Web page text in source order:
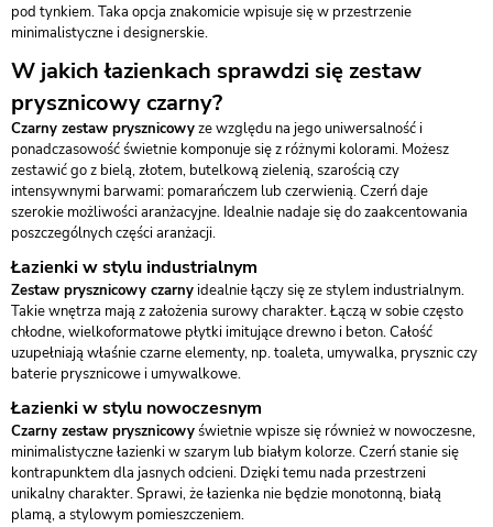
pod tynkiem. Taka opcja znakomicie wpisuje się w przestrzenie
minimalistyczne i designerskie.
W jakich łazienkach sprawdzi się zestaw
prysznicowy czarny?
Czarny zestaw prysznicowyze względu na jego uniwersalność i
ponadczasowość świetnie komponuje się z różnymi kolorami. Możesz
zestawić go z bielą, złotem, butelkową zielenią, szarością czy
intensywnymi barwami: pomarańczem lub czerwienią. Czerń daje
szerokie możliwości aranżacyjne. Idealnie nadaje się do zaakcentowania
poszczególnych części aranżacji.
Łazienki w stylu industrialnym
Zestaw prysznicowy czarnyidealnie łączy się ze stylem industrialnym.
Takie wnętrza mają z założenia surowy charakter. Łączą w sobie często
chłodne, wielkoformatowe płytki imitujące drewno i beton. Całość
uzupełniają właśnie czarne elementy, np. toaleta, umywalka, prysznic czy
baterie prysznicowe i umywalkowe.
Łazienki w stylu nowoczesnym
Czarny zestaw prysznicowyświetnie wpisze się również w nowoczesne,
minimalistyczne łazienki w szarym lub białym kolorze. Czerń stanie się
kontrapunktem dla jasnych odcieni. Dzięki temu nada przestrzeni
unikalny charakter. Sprawi, że łazienka nie będzie monotonną, białą
plamą, a stylowym pomieszczeniem.